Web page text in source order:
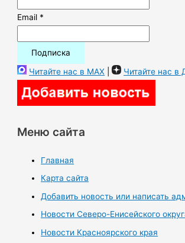
Email *
Читайте нас в MAX | Читайте нас в
Меню сайта
Главная
Карта сайта
Добавить новость или написать
Новости Северо-Енисейского
Новости Красноярского края